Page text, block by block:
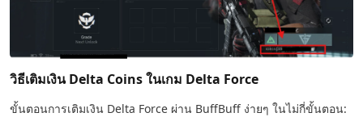
วิธีเติมเงิน Delta Coins ในเกม Delta Force
ขั้นตอนการเติมเงิน Delta Force ผ่าน BuffBuff ง่ายๆ ในไม่กี่ขั้นตอน: